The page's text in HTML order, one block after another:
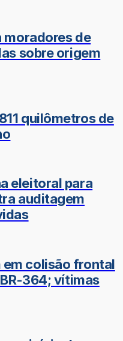
moradores de
sobre origem
quilômetros de
eleitoral para
auditagem
em colisão frontal
364; vítimas